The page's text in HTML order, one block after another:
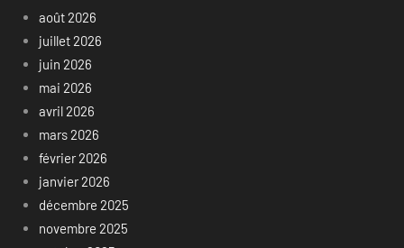
août 2026
juillet 2026
juin 2026
mai 2026
avril 2026
mars 2026
février 2026
janvier 2026
décembre 2025
novembre 2025